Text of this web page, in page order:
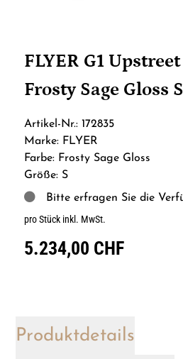
FLYER G1 Upstreet
Frosty Sage Gloss S
Artikel-Nr.: 172835
Marke: FLYER
Farbe: Frosty Sage Gloss
Größe: S
Bitte erfragen Sie die
pro Stück inkl. MwSt.
5.234,00 CHF
Produktdetails